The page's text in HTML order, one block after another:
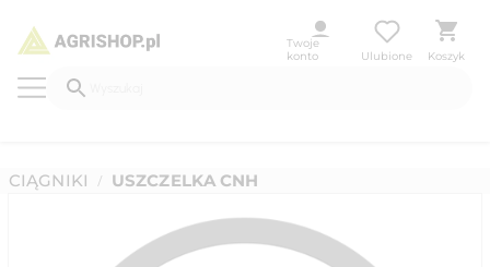
Twoje
konto
Ulubione Koszyk
CIĄGNIKI / USZCZELKA CNH